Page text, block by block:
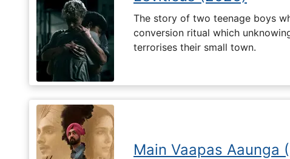
The story of two teenage boys
conversion ritual which
terrorises their small town.
Main Vaapas Aaunga